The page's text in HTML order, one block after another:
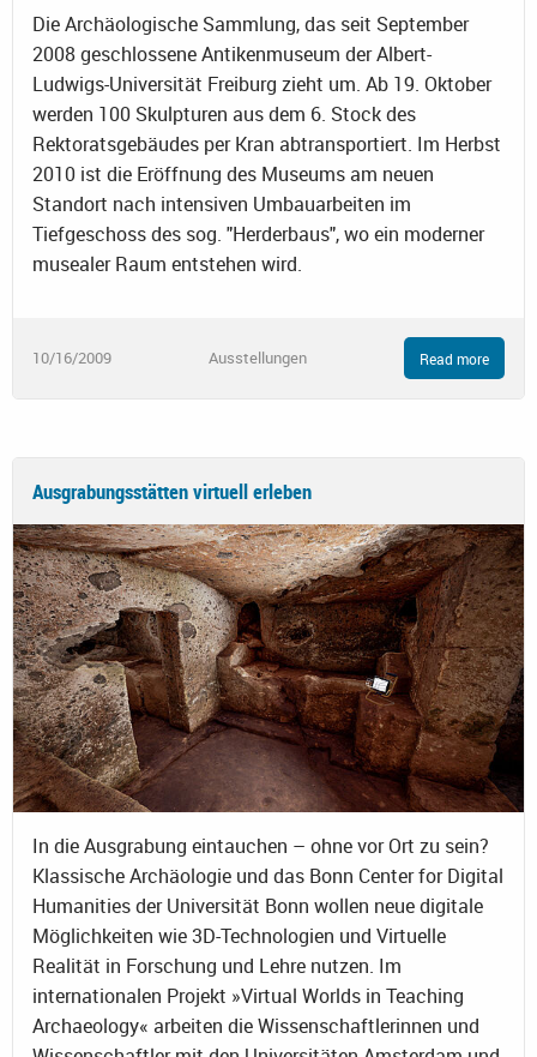
Die Archäologische Sammlung, das seit September
2008 geschlossene Antikenmuseum der Albert-
Ludwigs-Universität Freiburg zieht um. Ab 19. Oktober
werden 100 Skulpturen aus dem 6. Stock des
Rektoratsgebäudes per Kran abtransportiert. Im Herbst
2010 ist die Eröffnung des Museums am neuen
Standort nach intensiven Umbauarbeiten im
Tiefgeschoss des sog. "Herderbaus", wo ein moderner
musealer Raum entstehen wird.
10/16/2009 Ausstellungen Read more
Ausgrabungsstätten virtuell erleben
In die Ausgrabung eintauchen – ohne vor Ort zu sein?
Klassische Archäologie und das Bonn Center for Digital
Humanities der Universität Bonn wollen neue digitale
Möglichkeiten wie 3D-Technologien und Virtuelle
Realität in Forschung und Lehre nutzen. Im
internationalen Projekt »Virtual Worlds in Teaching
Archaeology« arbeiten die Wissenschaftlerinnen und